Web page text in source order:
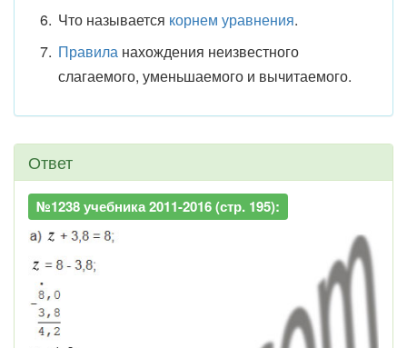
Что называется корнем уравнения.
Правиланахождения неизвестного
слагаемого, уменьшаемого и вычитаемого.
Ответ
№1238 учебника 2011-2016 (стр. 195):